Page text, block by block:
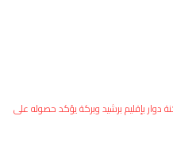
بإقليم برشيد وبركة يؤكد حصوله على